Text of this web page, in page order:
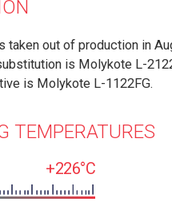
taken out of production in
is Molykote L-
is Molykote L-1122FG.
TEMPERATURES
+226°C